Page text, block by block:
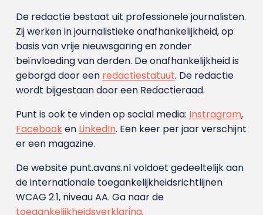
De redactie bestaat uit professionele journalisten.
Zij werken in journalistieke onafhankelijkheid, op
basis van vrije nieuwsgaring en zonder
beïnvloeding van derden. De onafhankelijkheid is
geborgd door een redactiestatuut. De redactie
wordt bijgestaan door een Redactieraad.
Punt is ook te vinden op social media: Instragram,
Facebooken LinkedIn. Een keer per jaar verschijnt
er een magazine.
De website punt.avans.nl voldoet gedeeltelijk aan
de internationale toegankelijkheidsrichtlijnen
WCAG 2.1, niveau AA. Ga naar de
toegankelijkheidsverklaring.